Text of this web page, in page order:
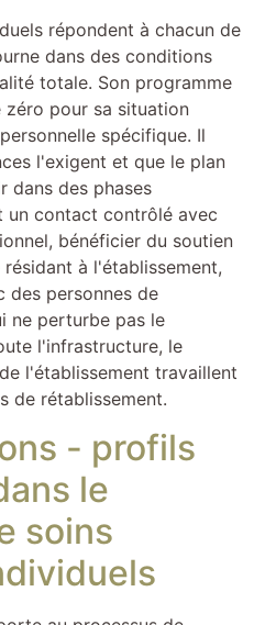
répondent à chacun de
dans des conditions
totale. Son programme
pour sa situation
spécifique. Il
l'exigent et que le plan
dans des phases
un contact contrôlé avec
bénéficier du soutien
à l'établissement,
des personnes de
ne perturbe pas le
l'infrastructure, le
l'établissement travaillent
de rétablissement.
- profils
le
soins